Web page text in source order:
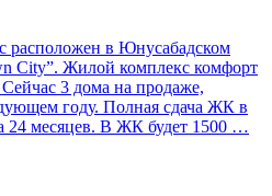
расположен в Юнусабадском
City”. Жилой комплекс комфорт
3 дома на продаже,
году. Полная сдача ЖК в
24 месяцев. В ЖК будет 1500 …